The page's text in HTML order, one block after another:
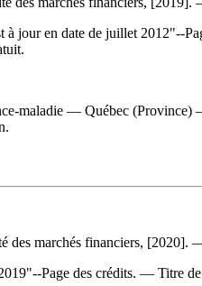
en date de juillet 2012"--
.
maladie — Québec
des marchés financiers, [2020].
Page des crédits. — Titre